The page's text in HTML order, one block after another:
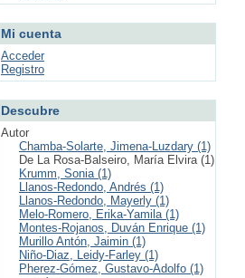
Mi cuenta
Acceder
Registro
Descubre
Autor
Chamba-Solarte, Jimena-Luzdary (1)
De La Rosa-Balseiro, María Elvira (1)
Krumm, Sonia (1)
Llanos-Redondo, Andrés (1)
Llanos-Redondo, Mayerly (1)
Melo-Romero, Erika-Yamila (1)
Montes-Rojanos, Duván Enrique (1)
Murillo Antón, Jaimin (1)
Niño-Diaz, Leidy-Farley (1)
Pherez-Gómez, Gustavo-Adolfo (1)